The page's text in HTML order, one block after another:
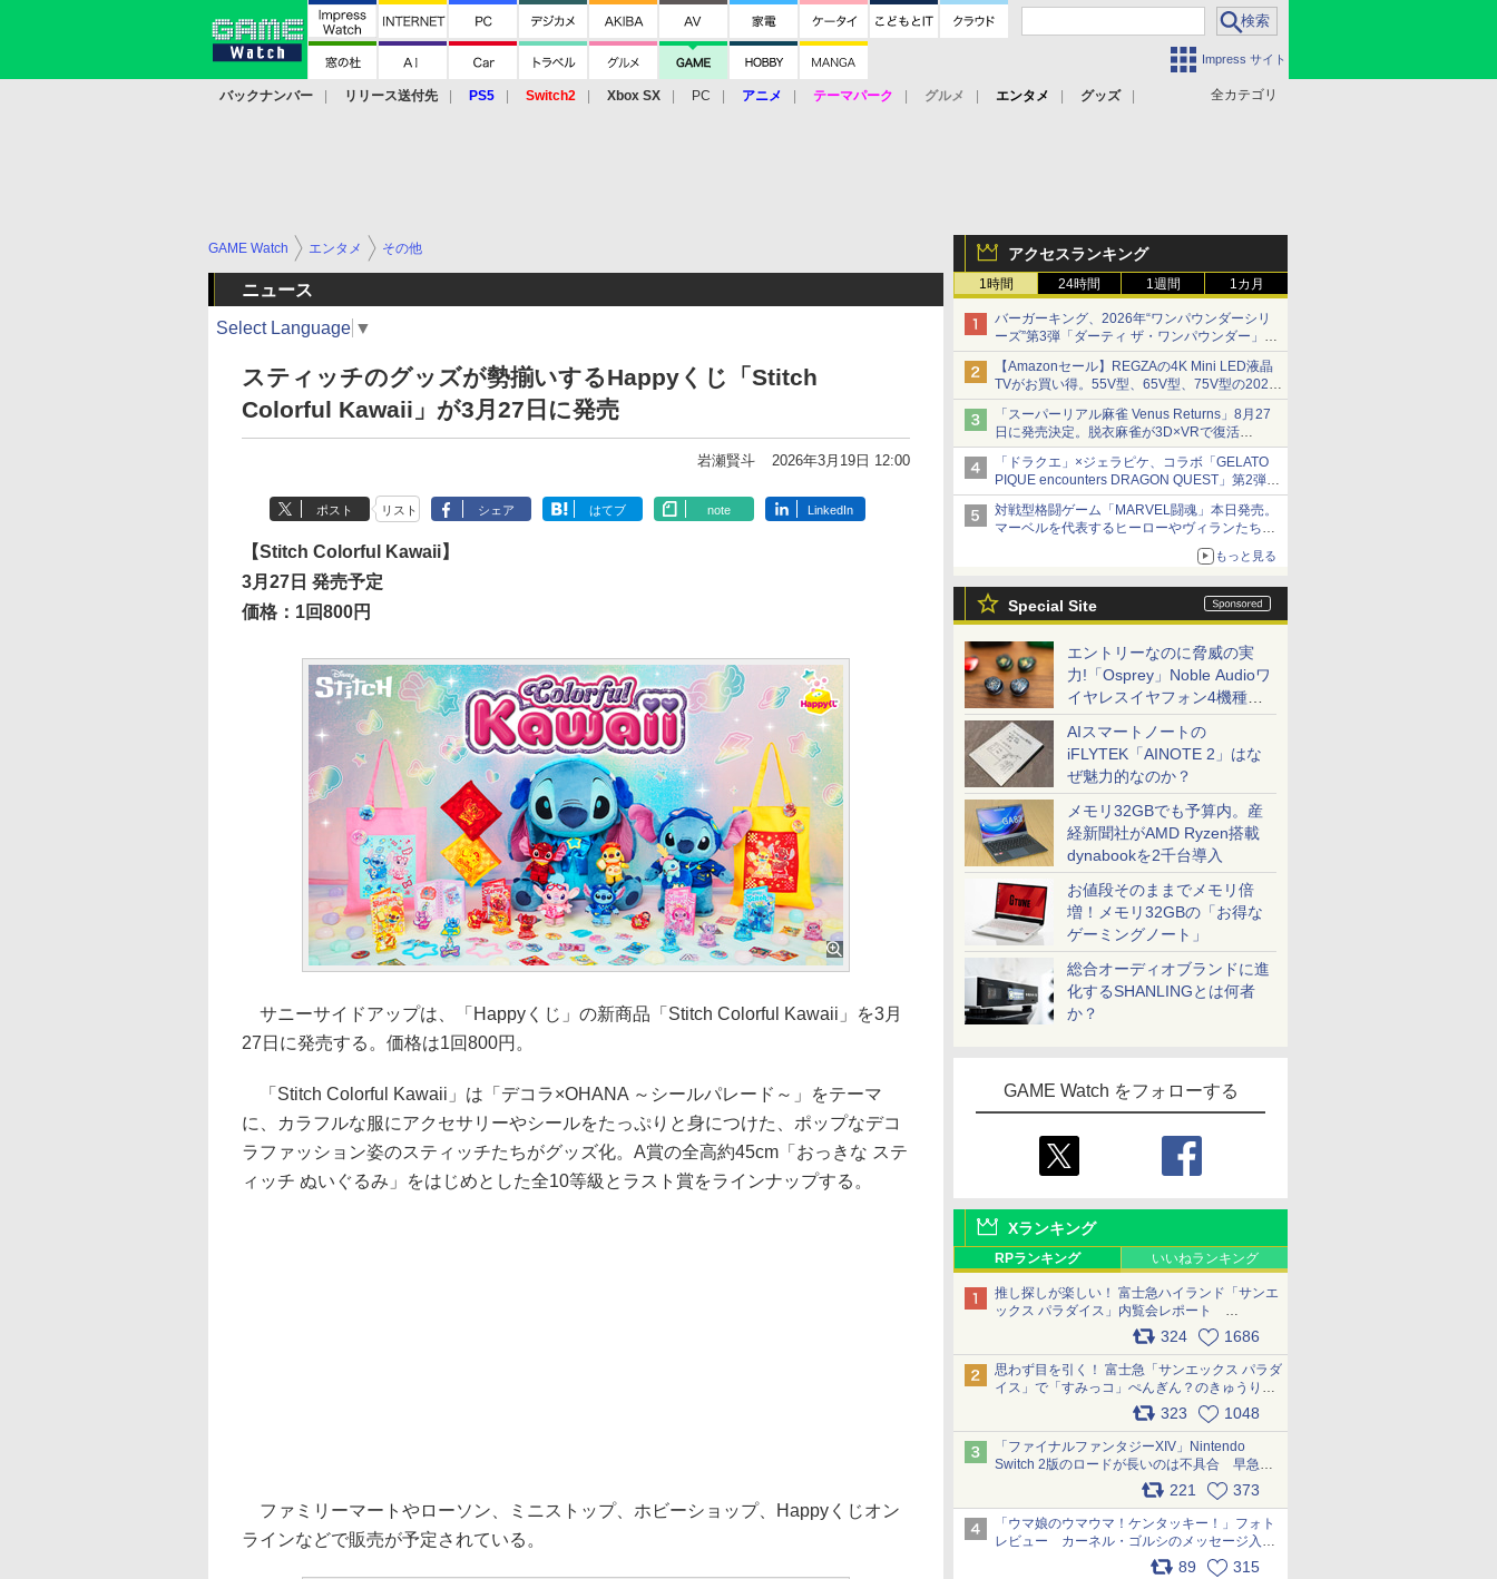
Impress サイト
全カテゴリ
バックナンバー リリース送付先 PS5 Switch2 Xbox SX PC アニメ テーマパーク グルメ エンタメ
グッズ
アクセスランキング
1時間 24時間 1週間 1カ月
バーガーキング、2026年“ワンパウンダーシリ
ーズ”第3弾「ダーティ ザ・ワンパウンダー」を
8月7日発売
「特製ガーリックマヨソース」を使用した超大
型チーズバーガー
【Amazonセール】REGZAの4K Mini LED液晶
TVがお買い得。55V型、65V型、75V型の2026
年モデルがラインナップ
「スーパーリアル麻雀 Venus Returns」8月27
日に発売決定。脱衣麻雀が3D×VRで復活
発売から2週間は20%オフになるセールが実施
「ドラクエ」×ジェラピケ、コラボ「GELATO
PIQUE encounters DRAGON QUEST」第2弾が
本日発売
アイスカップに入ったスライムやわたぼう、ベ
ビーサタンなどがオリジナルアートで登場
対戦型格闘ゲーム「MARVEL闘魂」本日発売。
マーベルを代表するヒーローやヴィランたちが
「GUILTY GEAR」などの格ゲーを手掛けるア
もっと見る
Special Site
エントリーなのに脅威の実
力!「Osprey」Noble Audioワ
イヤレスイヤフォン4機種を
一気に聴く
AIスマートノートの
iFLYTEK「AINOTE 2」はな
ぜ魅力的なのか？
メモリ32GBでも予算内。産
経新聞社がAMD Ryzen搭載
dynabookを2千台導入
お値段そのままでメモリ倍
増！メモリ32GBの「お得な
ゲーミングノート」
総合オーディオブランドに進
化するSHANLINGとは何者
か？
GAME Watch をフォローする
Xランキング
RPランキング いいねランキング
推し探しが楽しい！ 富士急ハイランド「サンエ
ックス パラダイス」内覧会レポート
324 1686
思わず目を引く！ 富士急「サンエックス パラダ
イス」で「すみっコ」ぺんぎん？のきゅうりド
ッグを食べてみた イラストそのままのメニュ
ー化に挑戦。これが意外にもおいしい
pic.x.com/Kgl04hZaeg
323 1048
「ファイナルファンタジーXIV」Nintendo
Switch 2版のロードが長いのは不具合 早急に
アップデートできるよう対応中221 373
「ウマ娘のウマウマ！ケンタッキー！」フォト
レビュー カーネル・ゴルシのメッセージ入り
パッケージや描き下ろしトレカなどが登場
89 315
GAME Watch エンタメ その他
ニュース
Select Language ▼
スティッチのグッズが勢揃いするHappyくじ「Stitch
Colorful Kawaii」が3月27日に発売
岩瀬賢斗 2026年3月19日 12:00
ポスト リスト シェア はてブ note LinkedIn
【Stitch Colorful Kawaii】
3月27日 発売予定
価格：1回800円
サニーサイドアップは、「Happyくじ」の新商品「Stitch Colorful Kawaii」を3月
27日に発売する。価格は1回800円。
「Stitch Colorful Kawaii」は「デコラ×OHANA ～シールパレード～」をテーマ
に、カラフルな服にアクセサリーやシールをたっぷりと身につけた、ポップなデコ
ラファッション姿のスティッチたちがグッズ化。A賞の全高約45cm「おっきな ステ
ィッチ ぬいぐるみ」をはじめとした全10等級とラスト賞をラインナップする。
ファミリーマートやローソン、ミニストップ、ホビーショップ、Happyくじオン
ラインなどで販売が予定されている。